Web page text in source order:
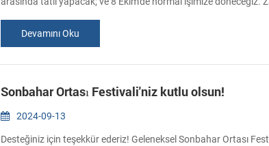
için üzgünüm, mesajı görür görmez size cevap vereceğim. Her
Ürünlerimiz hakkında bilgi almak isterseniz, bize bir mesaj
yanıt vereceğiz mümk...
Devamını Oku
Sonbahar Ortası Festivali'niz kutlu olsun!
2024-09-13
Desteğiniz için teşekkür ederiz! Geleneksel Sonbahar Ortası